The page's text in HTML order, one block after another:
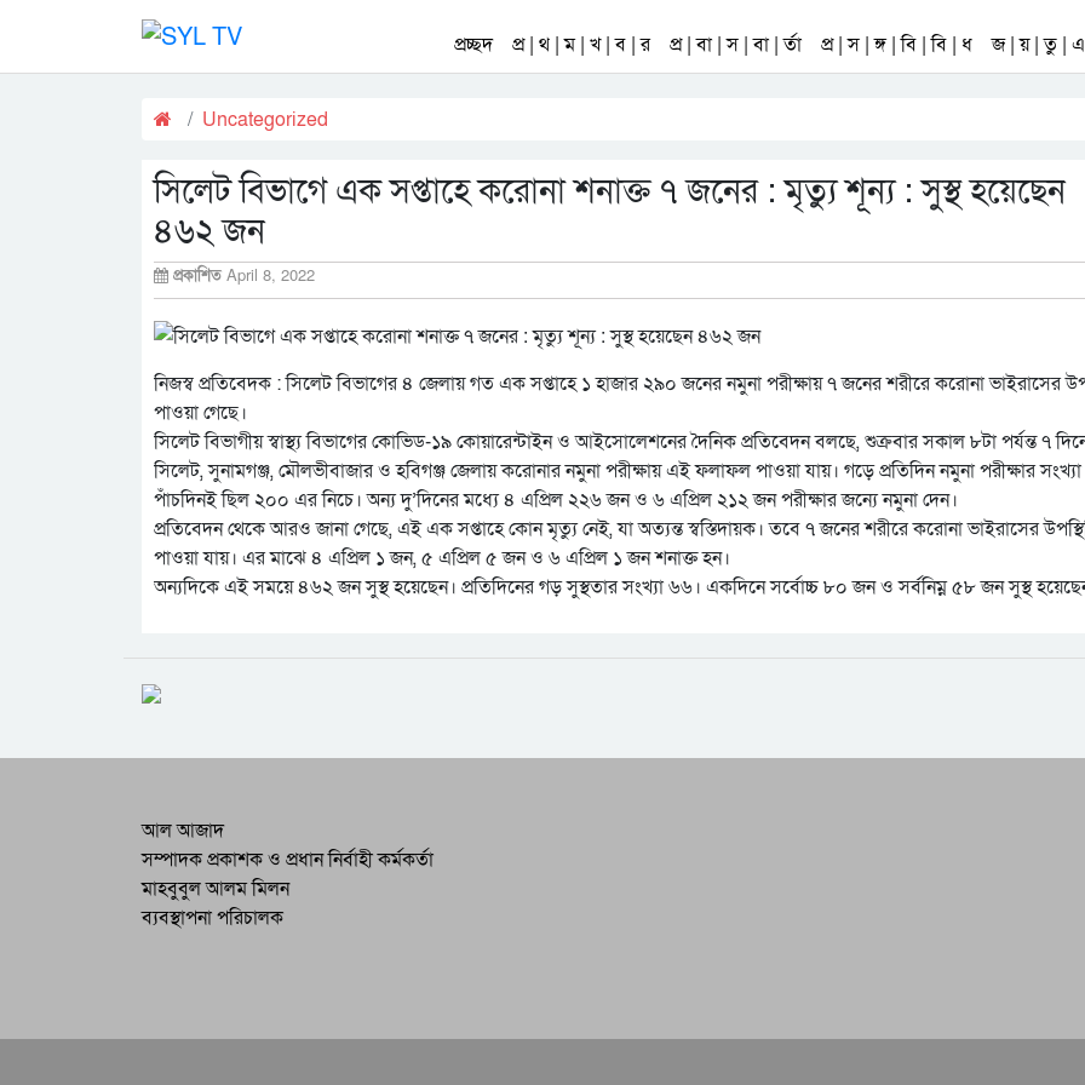
প্রচ্ছদ প্র | থ | ম | খ | ব | র প্র | বা | স | বা | র্তা প্র | স | ঙ্গ | বি | বি | ধ জ | য় | তু | এ
Uncategorized
সিলেট বিভাগে এক সপ্তাহে করোনা শনাক্ত ৭ জনের : মৃত্যু শূন্য : সুস্থ হয়েছেন
৪৬২ জন
প্রকাশিত April 8, 2022
নিজস্ব প্রতিবেদক : সিলেট বিভাগের ৪ জেলায় গত এক সপ্তাহে ১ হাজার ২৯০ জনের নমুনা পরীক্ষায় ৭ জনের শরীরে করোনা ভাইরাসের
পাওয়া গেছে।
সিলেট বিভাগীয় স্বাস্থ্য বিভাগের কোভিড-১৯ কোয়ারেন্টাইন ও আইসোলেশনের দৈনিক প্রতিবেদন বলছে, শুক্রবার সকাল ৮টা পর্যন্ত ৭
সিলেট, সুনামগঞ্জ, মৌলভীবাজার ও হবিগঞ্জ জেলায় করোনার নমুনা পরীক্ষায় এই ফলাফল পাওয়া যায়। গড়ে প্রতিদিন নমুনা পরীক্ষার
পাঁচদিনই ছিল ২০০ এর নিচে। অন্য দু’দিনের মধ্যে ৪ এপ্রিল ২২৬ জন ও ৬ এপ্রিল ২১২ জন পরীক্ষার জন্যে নমুনা দেন।
প্রতিবেদন থেকে আরও জানা গেছে, এই এক সপ্তাহে কোন মৃত্যু নেই, যা অত্যন্ত স্বস্তিদায়ক। তবে ৭ জনের শরীরে করোনা ভাইরাসের
পাওয়া যায়। এর মাঝে ৪ এপ্রিল ১ জন, ৫ এপ্রিল ৫ জন ও ৬ এপ্রিল ১ জন শনাক্ত হন।
অন্যদিকে এই সময়ে ৪৬২ জন সুস্থ হয়েছেন। প্রতিদিনের গড় সুস্থতার সংখ্যা ৬৬। একদিনে সর্বোচ্চ ৮০ জন ও সর্বনিম্ন ৫৮ জন সুস্থ
আল আজাদ
সম্পাদক প্রকাশক ও প্রধান নির্বাহী কর্মকর্তা
মাহবুবুল আলম মিলন
ব্যবস্থাপনা পরিচালক